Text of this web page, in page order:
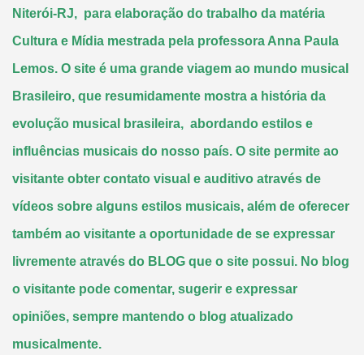
Niterói-RJ, para elaboração do trabalho da matéria
Cultura e Mídia mestrada pela professora Anna Paula
Lemos. O site é uma grande viagem ao mundo musical
Brasileiro, que resumidamente mostra a história da
evolução musical brasileira, abordando estilos e
influências musicais do nosso país. O site permite ao
visitante obter contato visual e auditivo através de
vídeos sobre alguns estilos musicais, além de oferecer
também ao visitante a oportunidade de se expressar
livremente através do BLOG que o site possui. No blog
o visitante pode comentar, sugerir e expressar
opiniões, sempre mantendo o blog atualizado
musicalmente.